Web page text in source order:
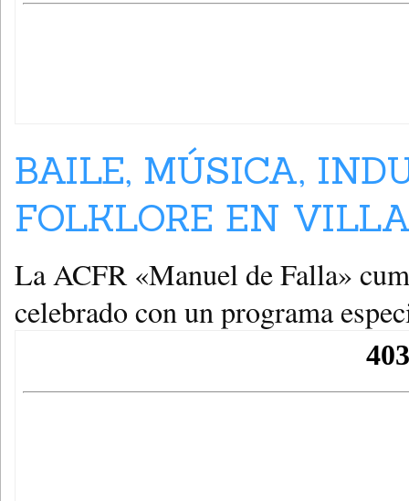
BAILE, MÚSICA,
FOLKLORE EN
La ACFR «Manuel de Falla»
celebrado con un programa